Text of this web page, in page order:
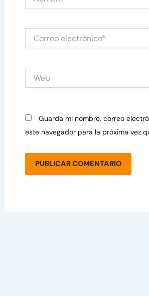
electrónico*
Guarda mi nombre, correo
este navegador para la próxima vez